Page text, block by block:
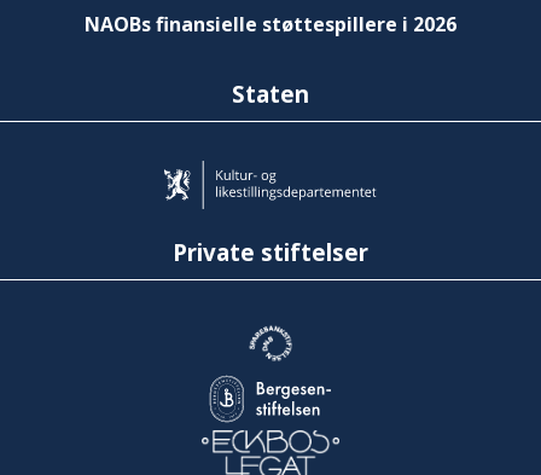
NAOBs finansielle støttespillere i 2026
Staten
Private stiftelser